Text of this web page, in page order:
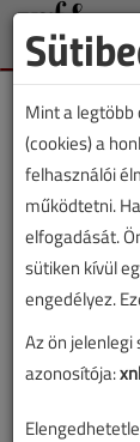
2025.
Mint a legtöbb
(cookies) a
felhasználói
működtetni.
elfogadását.
sütiken kívül
engedélyez.
Az ön
azonosítója: